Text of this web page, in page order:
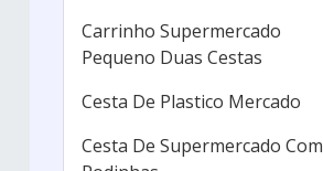
Carrinho Supermercado
Pequeno Duas Cestas
Cesta De Plastico Mercado
Cesta De Supermercado Com